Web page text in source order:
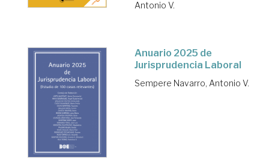
Antonio V.
Anuario 2025 de
Jurisprudencia Laboral
Sempere Navarro, Antonio V.